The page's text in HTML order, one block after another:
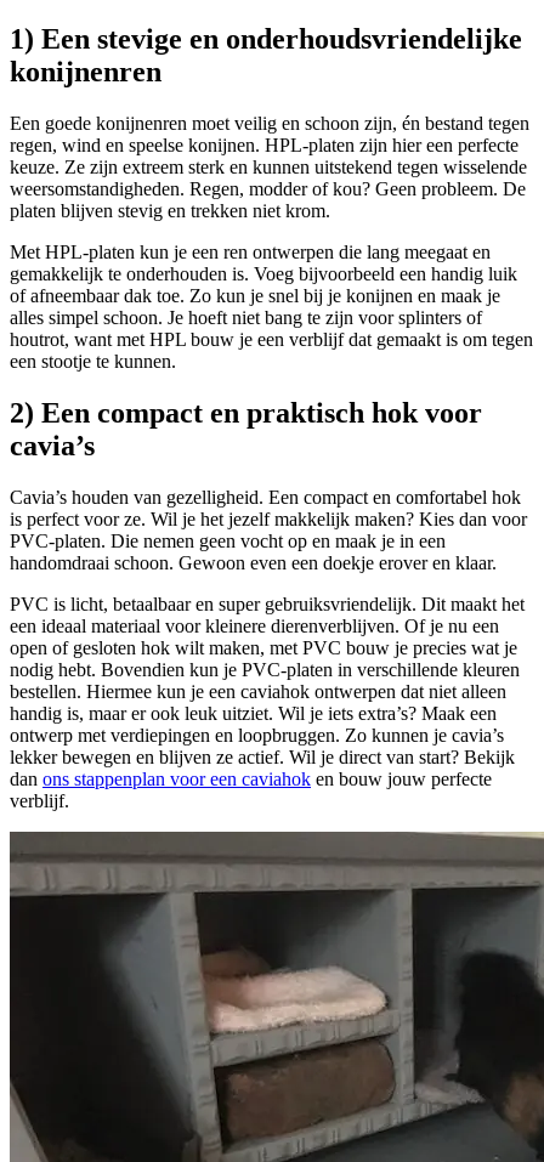
1) Een stevige en onderhoudsvriendelijke
konijnenren
Een goede konijnenren moet veilig en schoon zijn, én bestand tegen
regen, wind en speelse konijnen. HPL-platen zijn hier een perfecte
keuze. Ze zijn extreem sterk en kunnen uitstekend tegen wisselende
weersomstandigheden. Regen, modder of kou? Geen probleem. De
platen blijven stevig en trekken niet krom.
Met HPL-platen kun je een ren ontwerpen die lang meegaat en
gemakkelijk te onderhouden is. Voeg bijvoorbeeld een handig luik
of afneembaar dak toe. Zo kun je snel bij je konijnen en maak je
alles simpel schoon. Je hoeft niet bang te zijn voor splinters of
houtrot, want met HPL bouw je een verblijf dat gemaakt is om tegen
een stootje te kunnen.
2) Een compact en praktisch hok voor
cavia’s
Cavia’s houden van gezelligheid. Een compact en comfortabel hok
is perfect voor ze. Wil je het jezelf makkelijk maken? Kies dan voor
PVC-platen. Die nemen geen vocht op en maak je in een
handomdraai schoon. Gewoon even een doekje erover en klaar.
PVC is licht, betaalbaar en super gebruiksvriendelijk. Dit maakt het
een ideaal materiaal voor kleinere dierenverblijven. Of je nu een
open of gesloten hok wilt maken, met PVC bouw je precies wat je
nodig hebt. Bovendien kun je PVC-platen in verschillende kleuren
bestellen. Hiermee kun je een caviahok ontwerpen dat niet alleen
handig is, maar er ook leuk uitziet. Wil je iets extra’s? Maak een
ontwerp met verdiepingen en loopbruggen. Zo kunnen je cavia’s
lekker bewegen en blijven ze actief. Wil je direct van start? Bekijk
dan ons stappenplan voor een caviahok en bouw jouw perfecte
verblijf.